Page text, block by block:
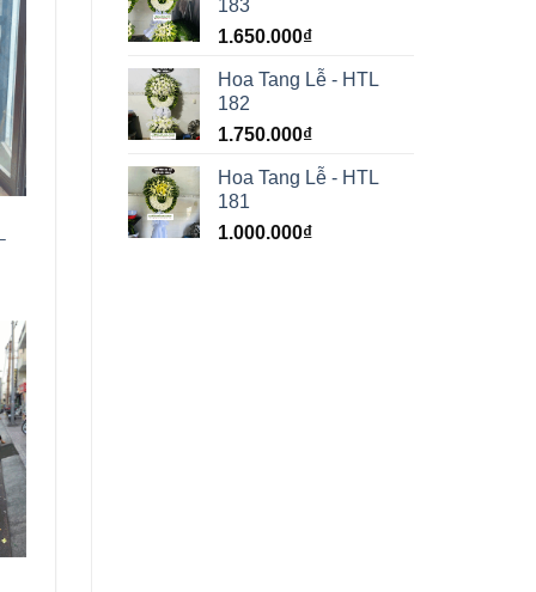
183
1.650.000₫
Hoa Tang Lễ - HTL
182
1.750.000₫
Hoa Tang Lễ - HTL
181
1.000.000₫